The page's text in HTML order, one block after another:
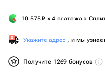
10 575₽ × 4 платежа в
Укажите адрес , и мы
Получите 1269 бонусов